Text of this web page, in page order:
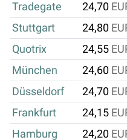
Tradegate
24,70
Stuttgart
24,80
Quotrix
24,55
München
24,60
Düsseldorf
24,70
Frankfurt
24,15
Hamburg
24,20